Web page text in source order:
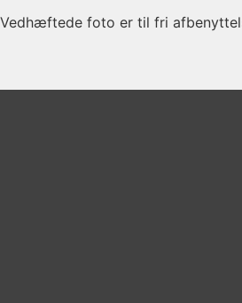
Vedhæftede foto er til fri